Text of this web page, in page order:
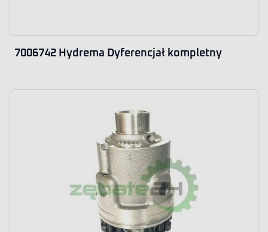
7006742 Hydrema Dyferencjał kompletny